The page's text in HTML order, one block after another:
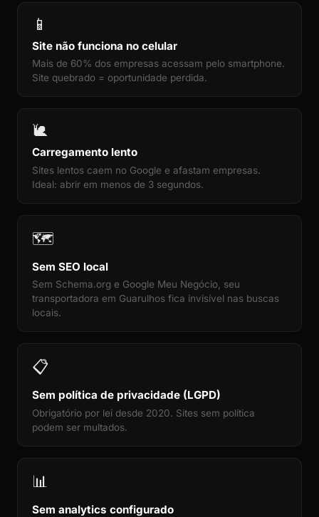
📱
Site não funciona no celular
Mais de 60% dos empresas acessam pelo smartphone.
Site quebrado = oportunidade perdida.
🐌
Carregamento lento
Sites lentos caem no Google e afastam empresas.
Ideal: abrir em menos de 3 segundos.
🗺️
Sem SEO local
Sem Schema.org e Google Meu Negócio, seu
transportadora em Guarulhos fica invisível nas buscas
locais.
📋
Sem política de privacidade (LGPD)
Obrigatório por lei desde 2020. Sites sem política
podem ser multados.
📊
Sem analytics configurado